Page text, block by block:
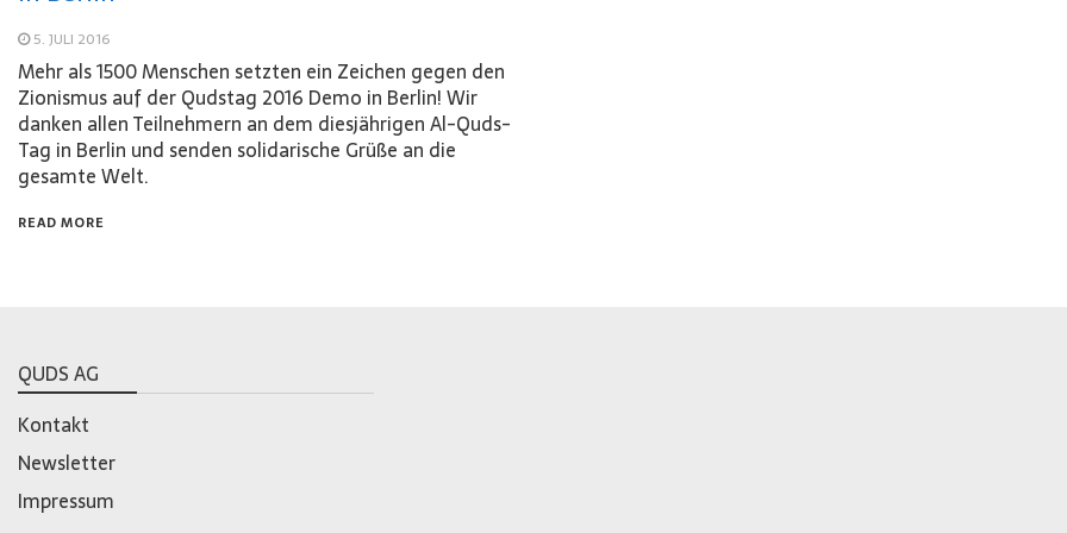
5. JULI 2016
Mehr als 1500 Menschen setzten ein Zeichen gegen den
Zionismus auf der Qudstag 2016 Demo in Berlin! Wir
danken allen Teilnehmern an dem diesjährigen Al-Quds-
Tag in Berlin und senden solidarische Grüße an die
gesamte Welt.
READ MORE
QUDS AG
Kontakt
Newsletter
Impressum